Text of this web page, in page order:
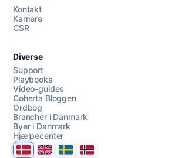
AI Campaign Assist
Kontakt
Karriere
CSR
Diverse
Support
Playbooks
Video-guides
Coherta Bloggen
Ordbog
Brancher i Danmark
Byer i Danmark
Hjælpecenter
DanmarkUnited Kingdom
SverigeNorge